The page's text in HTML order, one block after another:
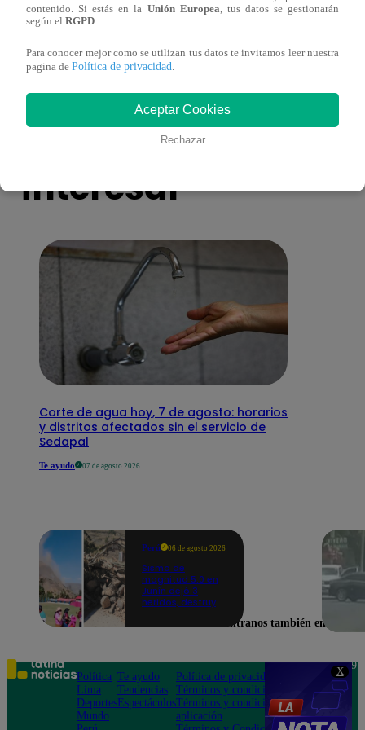
X
eres tú”: una historia de cartas y amor que
También te puede
interesar
Corte de agua hoy, 7 de agosto: horarios
y distritos afectados sin el servicio de
Sedapal
Te ayudo 07 de agosto 2026
Perú 06 de agosto 2026
Sismo de
magnitud 5.0 en
Junín dejó 3
heridos, destruyó
propició
contenido. Si estás en la Unión Europea, tus datos se gestionarán
según el RGPD.
Para conocer mejor como se utilizan tus datos te invitamos leer nuestra
pagina de Política de privacidad.
Aceptar Cookies
Rechazar
Encuéntranos también en
Política
Lima
Deportes
Mundo
Te ayudo
Tendencias
Espectáculos
Política de privacidad
Términos y condiciones
Términos y condiciones
aplicación
Teléfono: 219
Av. San
Felipe 968
Jesús María